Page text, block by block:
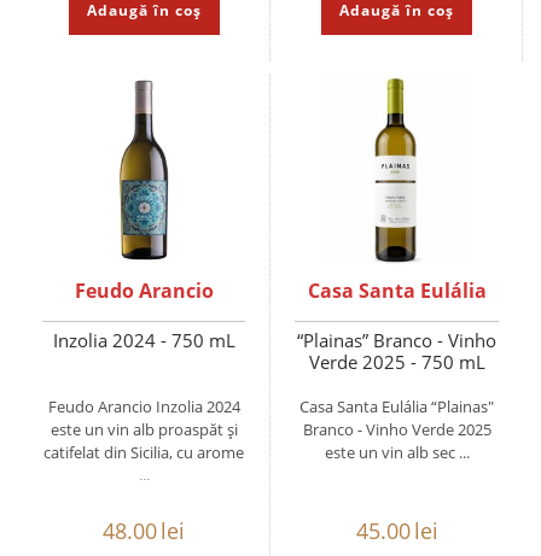
Adaugă în coș Adaugă în coș
Feudo Arancio
Inzolia 2024 - 750 mL
Feudo Arancio Inzolia 2024
este un vin alb proaspăt și
catifelat din Sicilia, cu arome
...
48.00lei
Casa Santa Eulália
“Plainas” Branco - Vinho
Verde 2025 - 750 mL
Casa Santa Eulália “Plainas"
Branco - Vinho Verde 2025
este un vin alb sec ...
45.00lei